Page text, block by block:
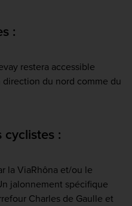
:
restera accessible
direction du nord comme du
cyclistes :
la ViaRhôna et/ou le
jalonnement spécifique
Charles de Gaulle et